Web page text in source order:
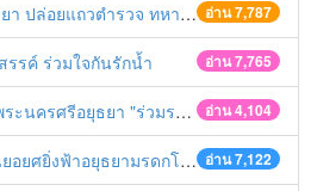
อ่าน 7,787
รถสาธารณะ สถานีขนส่งรถโดยสาร วินรถตู้ และสถานีรถไฟ เตรียมรับมือเทศกาลสงกรานต์
อ่าน 7,765
รรค์ ร่วมใจกันรักน้ำ
อ่าน 4,104
ช้า เปิดไฟหน้า คาดเข็มขัด" เทศกาลสงกรานต์ ปี 2561
อ่าน 7,122
ยศยิ่งฟ้าอยุธยามรดกโลก